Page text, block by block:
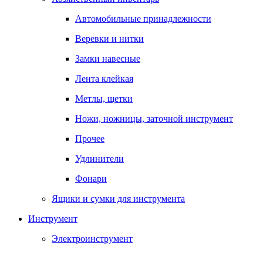
Автомобильные принадлежности
Веревки и нитки
Замки навесные
Лента клейкая
Метлы, щетки
Ножи, ножницы, заточной инструмент
Прочее
Удлинители
Фонари
Ящики и сумки для инструмента
Инструмент
Электроинструмент